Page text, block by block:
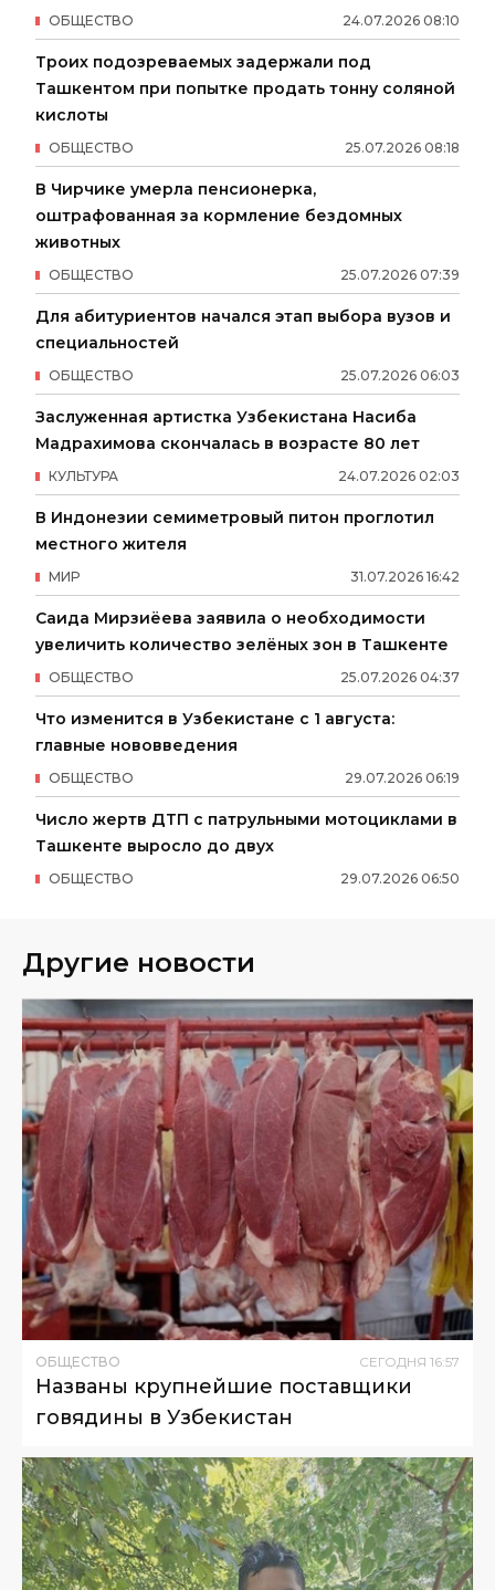
24.07.2026 08:10
ОБЩЕСТВО
Троих подозреваемых задержали под
Ташкентом при попытке продать тонну соляной
кислоты
25.07.2026 08:18
ОБЩЕСТВО
В Чирчике умерла пенсионерка,
оштрафованная за кормление бездомных
животных
25.07.2026 07:39
ОБЩЕСТВО
Для абитуриентов начался этап выбора вузов и
специальностей
25.07.2026 06:03
ОБЩЕСТВО
Заслуженная артистка Узбекистана Насиба
Мадрахимова скончалась в возрасте 80 лет
24.07.2026 02:03
КУЛЬТУРА
В Индонезии семиметровый питон проглотил
местного жителя
31.07.2026 16:42
МИР
Саида Мирзиёева заявила о необходимости
увеличить количество зелёных зон в Ташкенте
25.07.2026 04:37
ОБЩЕСТВО
Что изменится в Узбекистане с 1 августа:
главные нововведения
29.07.2026 06:19
ОБЩЕСТВО
Число жертв ДТП с патрульными мотоциклами в
Ташкенте выросло до двух
29.07.2026 06:50
ОБЩЕСТВО
Другие новости
ОБЩЕСТВО СЕГОДНЯ 16:57
Названы крупнейшие поставщики
говядины в Узбекистан